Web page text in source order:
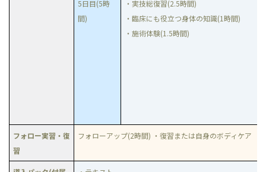
5日目(5時
間)
・実技総復習(2.5時間)
・臨床にも役立つ身体の知識(1時間)
・施術体験(1.5時間)
フォロー実習・復
習
フォローアップ(2時間) ・復習または自身のボディケア